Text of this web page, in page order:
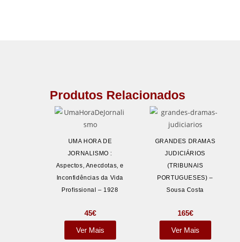
Produtos Relacionados
UMA HORA DE
JORNALISMO :
Aspectos, Anecdotas, e
Inconfidências da Vida
Profissional – 1928
45€
Ver Mais
GRANDES DRAMAS
JUDICIÁRIOS
(TRIBUNAIS
PORTUGUESES) –
Sousa Costa
165€
Ver Mais